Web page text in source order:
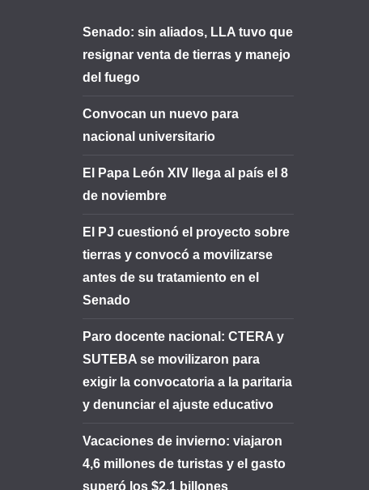
Senado: sin aliados, LLA tuvo que
resignar venta de tierras y manejo
del fuego
Convocan un nuevo para
nacional universitario
El Papa León XIV llega al país el 8
de noviembre
El PJ cuestionó el proyecto sobre
tierras y convocó a movilizarse
antes de su tratamiento en el
Senado
Paro docente nacional: CTERA y
SUTEBA se movilizaron para
exigir la convocatoria a la paritaria
y denunciar el ajuste educativo
Vacaciones de invierno: viajaron
4,6 millones de turistas y el gasto
superó los $2,1 billones